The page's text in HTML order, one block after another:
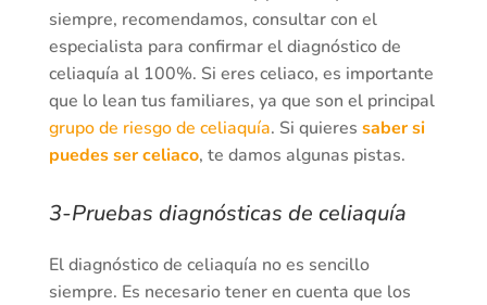
siempre, recomendamos, consultar con el
especialista para confirmar el diagnóstico de
celiaquía al 100%. Si eres celiaco, es importante
que lo lean tus familiares, ya que son el principal
grupo de riesgo de celiaquía. Si quieres saber si
puedes ser celiaco, te damos algunas pistas.
3-Pruebas diagnósticas de celiaquía
El diagnóstico de celiaquía no es sencillo
siempre. Es necesario tener en cuenta que los